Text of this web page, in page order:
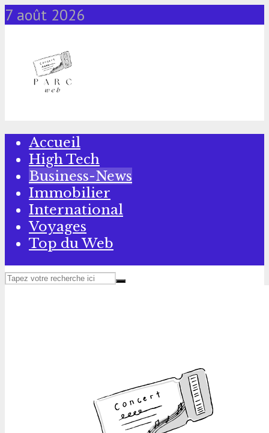
7 août 2026
Accueil
High Tech
Business-News
Immobilier
International
Voyages
Top du Web